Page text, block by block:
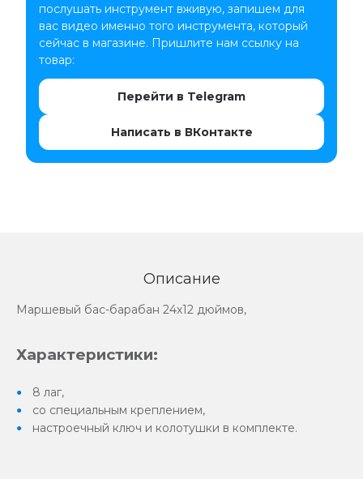
послушать инструмент вживую, запишем для
вас видео именно того инструмента, который
сейчас в магазине. Пришлите нам ссылку на
товар:
Перейти в Telegram
Написать в ВКонтакте
Описание
Маршевый бас-барабан 24х12 дюймов,
Характеристики:
8 лаг,
со специальным креплением,
настроечный ключ и колотушки в комплекте.